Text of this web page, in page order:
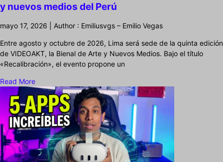
y nuevos medios del Perú
mayo 17, 2026 | Author : Emiliusvgs – Emilio Vegas
Entre agosto y octubre de 2026, Lima será sede de la quinta edición
de VIDEOAKT, la Bienal de Arte y Nuevos Medios. Bajo el título
«Recalibración», el evento propone un
Read More